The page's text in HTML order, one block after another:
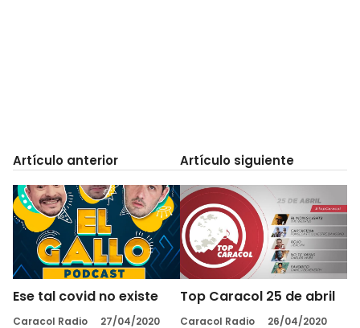
Artículo anterior
Ese tal covid no existe
Caracol Radio 27/04/2020
Artículo siguiente
Top Caracol 25 de abril
Caracol Radio 26/04/2020